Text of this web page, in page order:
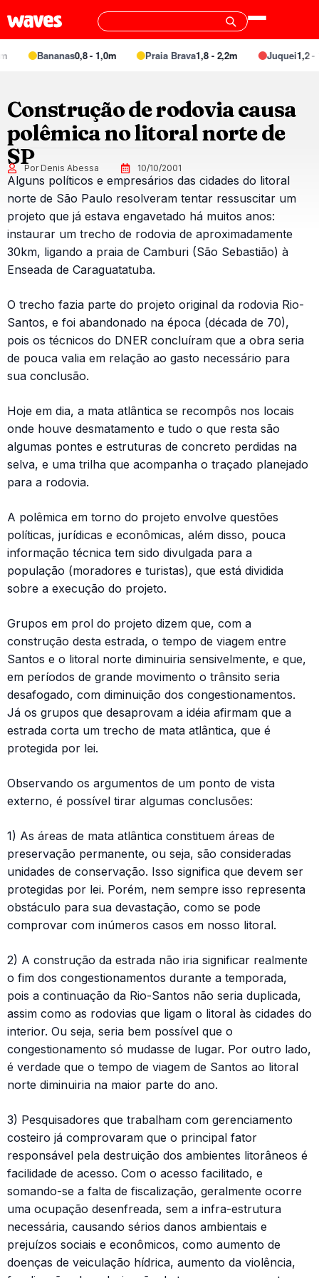
Bananas0,8 - 1,0m Praia Brava1,8 - 2,2m Juquei1,2 -
Construção de rodovia causa
polêmica no litoral norte de
SPPor Denis Abessa 10/10/2001
Alguns políticos e empresários das cidades do litoral
norte de São Paulo resolveram tentar ressuscitar um
projeto que já estava engavetado há muitos anos:
instaurar um trecho de rodovia de aproximadamente
30km, ligando a praia de Camburi (São Sebastião) à
Enseada de Caraguatatuba.
O trecho fazia parte do projeto original da rodovia Rio-
Santos, e foi abandonado na época (década de 70),
pois os técnicos do DNER concluíram que a obra seria
de pouca valia em relação ao gasto necessário para
sua conclusão.
Hoje em dia, a mata atlântica se recompôs nos locais
onde houve desmatamento e tudo o que resta são
algumas pontes e estruturas de concreto perdidas na
selva, e uma trilha que acompanha o traçado planejado
para a rodovia.
A polêmica em torno do projeto envolve questões
políticas, jurídicas e econômicas, além disso, pouca
informação técnica tem sido divulgada para a
população (moradores e turistas), que está dividida
sobre a execução do projeto.
Grupos em prol do projeto dizem que, com a
construção desta estrada, o tempo de viagem entre
Santos e o litoral norte diminuiria sensivelmente, e que,
em períodos de grande movimento o trânsito seria
desafogado, com diminuição dos congestionamentos.
Já os grupos que desaprovam a idéia afirmam que a
estrada corta um trecho de mata atlântica, que é
protegida por lei.
Observando os argumentos de um ponto de vista
externo, é possível tirar algumas conclusões:
1) As áreas de mata atlântica constituem áreas de
preservação permanente, ou seja, são consideradas
unidades de conservação. Isso significa que devem ser
protegidas por lei. Porém, nem sempre isso representa
obstáculo para sua devastação, como se pode
comprovar com inúmeros casos em nosso litoral.
2) A construção da estrada não iria significar realmente
o fim dos congestionamentos durante a temporada,
pois a continuação da Rio-Santos não seria duplicada,
assim como as rodovias que ligam o litoral às cidades do
interior. Ou seja, seria bem possível que o
congestionamento só mudasse de lugar. Por outro lado,
é verdade que o tempo de viagem de Santos ao litoral
norte diminuiria na maior parte do ano.
3) Pesquisadores que trabalham com gerenciamento
costeiro já comprovaram que o principal fator
responsável pela destruição dos ambientes litorâneos é
facilidade de acesso. Com o acesso facilitado, e
somando-se a falta de fiscalização, geralmente ocorre
uma ocupação desenfreada, sem a infra-estrutura
necessária, causando sérios danos ambientais e
prejuízos sociais e econômicos, como aumento de
doenças de veiculação hídrica, aumento da violência,